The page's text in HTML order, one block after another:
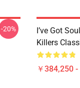
-20%
I’ve Got
Killers
￥384,250